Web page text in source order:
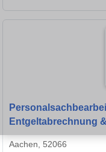
Entgeltabrechnung
Aachen, 52066